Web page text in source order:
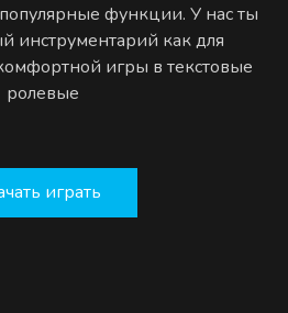
функции. У нас ты
инструментарий как для
игры в текстовые
ролевые
играть